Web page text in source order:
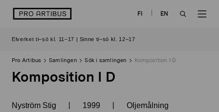
logo FI
EN
Elverket ti–sö kl. 11–17 | Sinne ti–sö kl. 12–17
Pro Artibus Samlingen Sök i samlingen Komposition I D
Komposition I D
Nyström Stig | 1999 | Oljemålning